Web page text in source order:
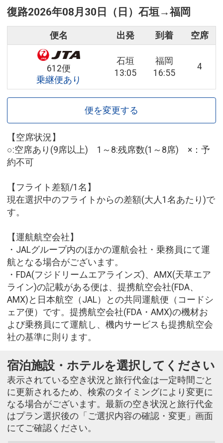
復路2026年08月30日（日） 石垣→福岡
便名 出発 到着 空席
612便
乗継便あり
石垣
13:05
福岡
16:55
4
便を変更する
【空席状況】
○:空席あり(9席以上) 1～8:残席数(1～8席) ×：予
約不可
【フライト差額/1名】
現在選択中のフライトからの差額(大人1名あたり)で
す。
【運航航空会社】
・JALグループ内のほかの運航会社・乗務員にて運
航となる場合がございます。
・FDA(フジドリームエアラインズ)、AMX(天草エア
ライン)の記載がある便は、提携航空会社(FDA、
AMX)と日本航空（JAL）との共同運航便（コードシ
ェア便）です。提携航空会社(FDA・AMX)の機材お
よび乗務員にて運航し、機内サービスも提携航空会
社の基準に則ります。
宿泊施設・ホテルを選択してください
表示されている空き状況と旅行代金は一定時間ごと
に更新されるため、検索のタイミングにより変更に
なる場合がございます。最新の空き状況と旅行代金
はプラン選択後の「ご選択内容の確認・変更」画面
にてご確認ください。